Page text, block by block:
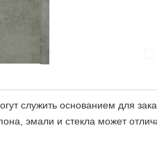
служить основанием для
эмали и стекла может